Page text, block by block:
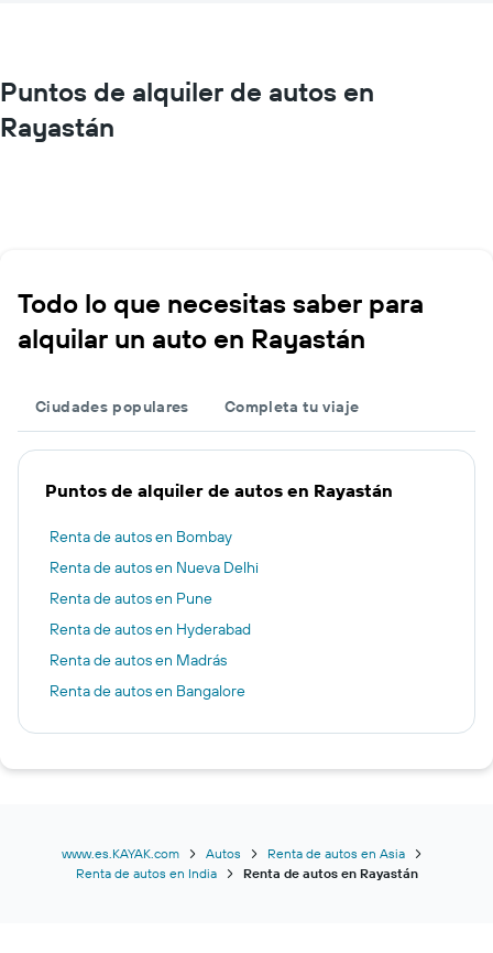
Puntos de alquiler de autos en
Rayastán
Todo lo que necesitas saber para
alquilar un auto en Rayastán
Ciudades populares Completa tu viaje
Puntos de alquiler de autos en Rayastán
Renta de autos en Bombay
Renta de autos en Nueva Delhi
Renta de autos en Pune
Renta de autos en Hyderabad
Renta de autos en Madrás
Renta de autos en Bangalore
www.es.KAYAK.com Autos
Renta de autos en Asia
Renta de autos en India
Renta de autos en Rayastán